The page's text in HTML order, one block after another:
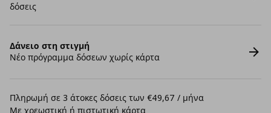
δόσεις
Δάνειο στη στιγμή
Νέο πρόγραμμα δόσεων χωρίς κάρτα
Πληρωμή σε 3 άτοκες δόσεις των €49,67 / μήνα
Με χρεωστική ή πιστωτική κάρτα